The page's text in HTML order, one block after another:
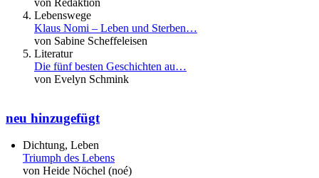
von Redaktion
Lebenswege
Klaus Nomi – Leben und Sterben…
von Sabine Scheffeleisen
Literatur
Die fünf besten Geschichten au…
von Evelyn Schmink
neu hinzugefügt
Dichtung, Leben
Triumph des Lebens
von Heide Nöchel (noé)